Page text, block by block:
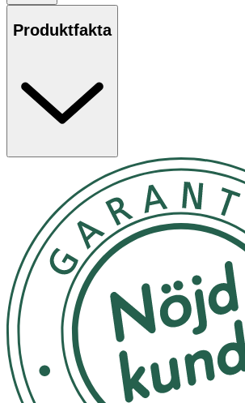
träna, sov och gör vad du vill trots mens.
Storlek Plus: För dig som har riklig till
Användning
- Följ anvisningarna på produkten/
därefter en gång i månaden.
- MonthlyCup är en
kan användas i upp till 5 år.
Förvaring
Förvara i den medföljande tygpåsen
används. Förvara den inte i en lufttät
plastpåse.
Innehåll
Medicinskt silikon, 0,51% pigmentpasta
silikon.
Produktfakta